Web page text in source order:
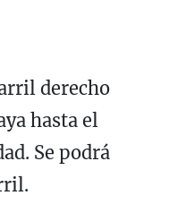
derecho
hasta el
Se podrá